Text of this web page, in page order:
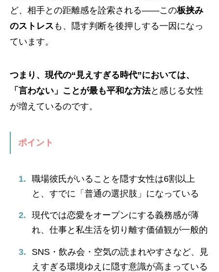
ど、相手との距離感を詮索される――この板挟み
のストレス も、隠す判断を後押しする一因になっ
ています。
つまり、現代の“見えすぎる時代”においては、
「言わない」ことが最も平和な方法と感じる女性
が増えているのです。
ポイント
職場彼氏がいることを隠す女性は6割以上
と、すでに「普通の選択肢」になっている
現代では恋愛をオープンにする義務感が薄
れ、仕事と私生活を切り離す価値観が一般的
SNS・飲み会・空気の読まれやすさなど、見
えすぎる環境ゆえに隠す意識が高まっている